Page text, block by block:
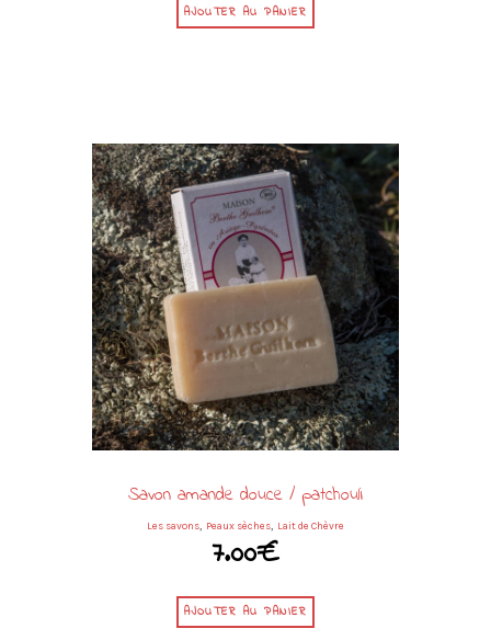
AJOUTER AU PANIER
Savon amande douce / patchouli
Les savons, Peaux sèches, Lait de Chèvre
7.00€
AJOUTER AU PANIER